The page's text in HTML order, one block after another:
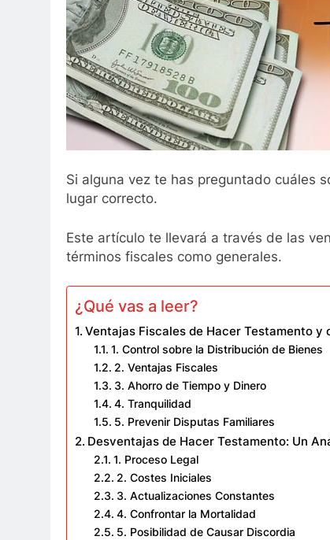
Si alguna vez te has preguntado cuáles
lugar correcto.
Este artículo te llevará a través de las
términos fiscales como generales.
¿Qué vas a leer?
Ventajas Fiscales de Hacer Testamento
1. Control sobre la Distribución de Bienes
2. Ventajas Fiscales
3. Ahorro de Tiempo y Dinero
4. Tranquilidad
5. Prevenir Disputas Familiares
Desventajas de Hacer Testamento: Un
1. Proceso Legal
2. Costes Iniciales
3. Actualizaciones Constantes
4. Confrontar la Mortalidad
5. Posibilidad de Causar Discordia